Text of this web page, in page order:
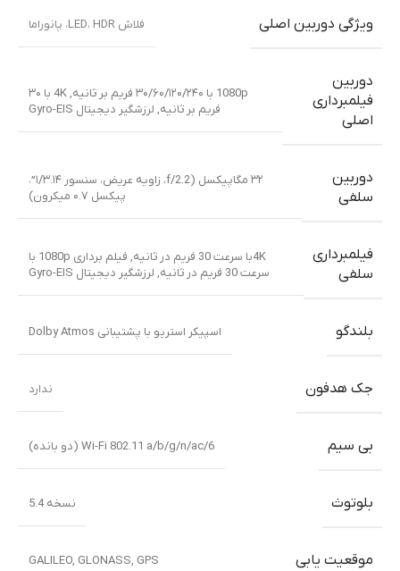
ویژگی دوربین اصلی فلاش LED، HDR، پانوراما
دوربین
فیلمبرداری
اصلی
1080p با ۳۰/۶۰/۱۲۰/۲۴۰ فریم بر ثانیه ,
4K با ۳۰
فریم بر ثانیه, لرزشگیر دیجیتال Gyro-EIS
دوربین
سلفی
۳۲ مگاپیکسل (f/2.2، زاویه عریض، سنسور ۱/۳.۱۴”،
پیکسل ۰.۷ میکرون)
فیلمبرداری
سلفی
4Kبا سرعت 30 فریم در ثانیه ,
فیلم برداری 1080p با
سرعت 30 فریم در ثانیه
, لرزشگیر دیجیتال Gyro-EIS
بلندگو اسپیکر استریو با پشتیبانی Dolby Atmos
جک هدفون ندارد
بی سیم Wi-Fi 802.11 a/b/g/n/ac/6 (دو بانده)
بلوتوث نسخه 5.4
موقعیت یابی GALILEO, GLONASS, GPS